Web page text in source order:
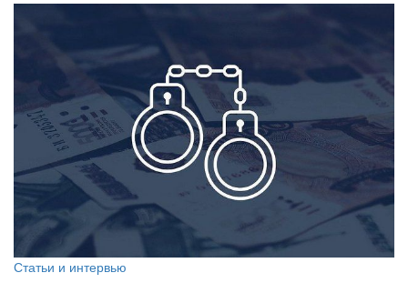
Статьи и интервью